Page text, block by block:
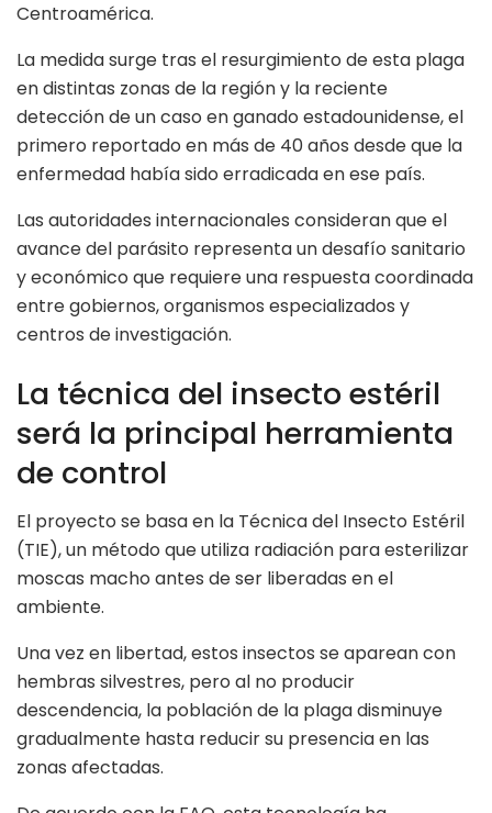
Centroamérica.
La medida surge tras el resurgimiento de esta plaga
en distintas zonas de la región y la reciente
detección de un caso en ganado estadounidense, el
primero reportado en más de 40 años desde que la
enfermedad había sido erradicada en ese país.
Las autoridades internacionales consideran que el
avance del parásito representa un desafío sanitario
y económico que requiere una respuesta coordinada
entre gobiernos, organismos especializados y
centros de investigación.
La técnica del insecto estéril
será la principal herramienta
de control
El proyecto se basa en la Técnica del Insecto Estéril
(TIE), un método que utiliza radiación para esterilizar
moscas macho antes de ser liberadas en el
ambiente.
Una vez en libertad, estos insectos se aparean con
hembras silvestres, pero al no producir
descendencia, la población de la plaga disminuye
gradualmente hasta reducir su presencia en las
zonas afectadas.